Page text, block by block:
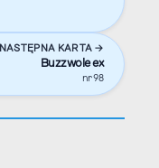
NASTĘPNA KARTA →
Buzzwole ex
nr 98